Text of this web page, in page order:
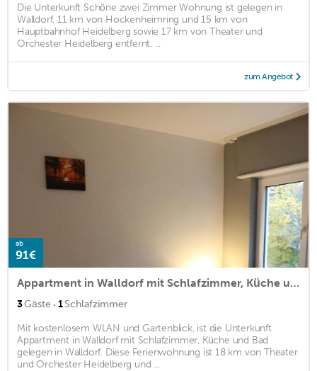
Die Unterkunft Schöne zwei Zimmer Wohnung ist gelegen in
Walldorf, 11 km von Hockenheimring und 15 km von
Hauptbahnhof Heidelberg sowie 17 km von Theater und
Orchester Heidelberg entfernt. ...
zum Angebot
ab
91€
Appartment in Walldorf mit Schlafzimmer, Küche und Bad
3Gäste · 1Schlafzimmer
Mit kostenlosem WLAN und Gartenblick, ist die Unterkunft
Appartment in Walldorf mit Schlafzimmer, Küche und Bad
gelegen in Walldorf. Diese Ferienwohnung ist 18 km von Theater
und Orchester Heidelberg und ...